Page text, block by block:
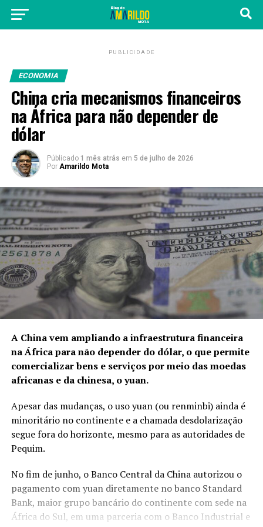
PUBLICIDADE
ECONOMIA
China cria mecanismos financeiros
na África para não depender de
dólar
Públicado 1 mês atrás em 5 de julho de 2026
Por Amarildo Mota
A China vem ampliando a infraestrutura financeira
na África para não depender do dólar, o que permite
comercializar bens e serviços por meio das moedas
africanas e da chinesa, o yuan.
Apesar das mudanças, o uso yuan (ou renminbi) ainda é
minoritário no continente e a chamada desdolarização
segue fora do horizonte, mesmo para as autoridades de
Pequim.
No fim de junho, o Banco Central da China autorizou o
pagamento com yuan diretamente no banco Standard
Bank, maior grupo bancário do continente com sede na
África do Sul, em uma parceria com o Banco Industrial e